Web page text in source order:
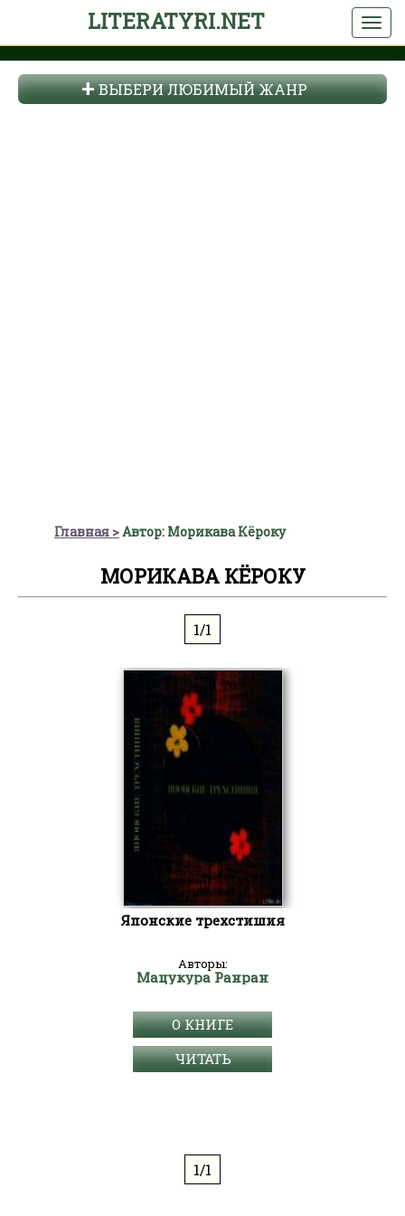
LITERATYRI.NET
ВЫБЕРИ ЛЮБИМЫЙ ЖАНР
Главная Автор: Морикава Кёроку
МОРИКАВА КЁРОКУ
1/1
Японские трехстишия
Авторы:
Мацукура Ранран
О КНИГЕ
ЧИТАТЬ
1/1